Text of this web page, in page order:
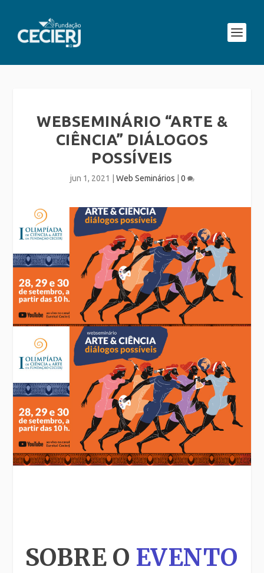
WEBSEMINÁRIO “ARTE &
CIÊNCIA” DIÁLOGOS
POSSÍVEIS
jun 1, 2021 Web Seminários 0
SOBRE O EVENTO